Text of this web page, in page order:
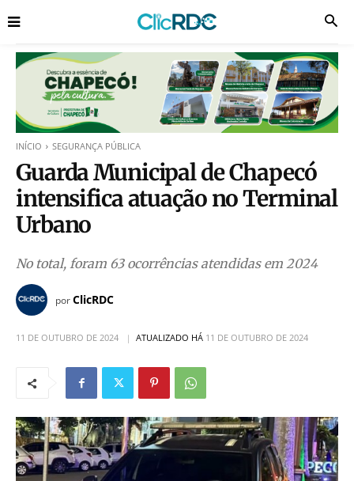
INÍCIO SEGURANÇA PÚBLICA
Guarda Municipal de Chapecó
intensifica atuação no Terminal
Urbano
No total, foram 63 ocorrências atendidas em 2024
porClicRDC
11 DE OUTUBRO DE 2024 ATUALIZADO HÁ 11 DE OUTUBRO DE 2024